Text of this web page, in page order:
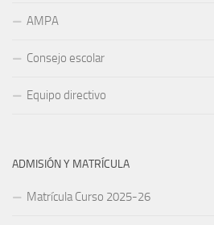
AMPA
Consejo escolar
Equipo directivo
ADMISIÓN Y MATRÍCULA
Matrícula Curso 2025-26